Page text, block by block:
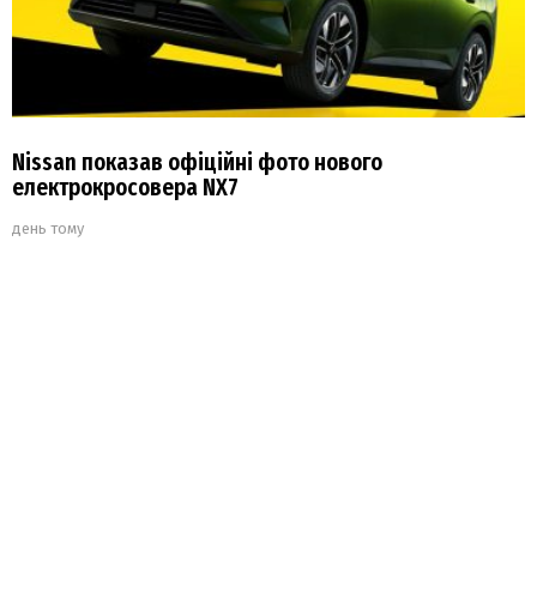
Nissan показав офіційні фото нового
електрокросовера NX7
день тому